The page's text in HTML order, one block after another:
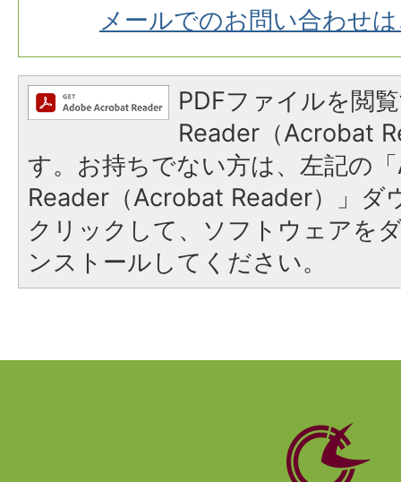
メールでのお問い合わせ
PDFファイルを閲
Reader（Acrobat
す。お持ちでない方は、左記の
Reader（Acrobat Reader）」ダ
クリックして、ソフトウェアを
ンストールしてください。
静
岡